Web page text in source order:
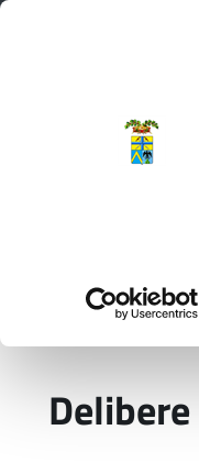
Delibere